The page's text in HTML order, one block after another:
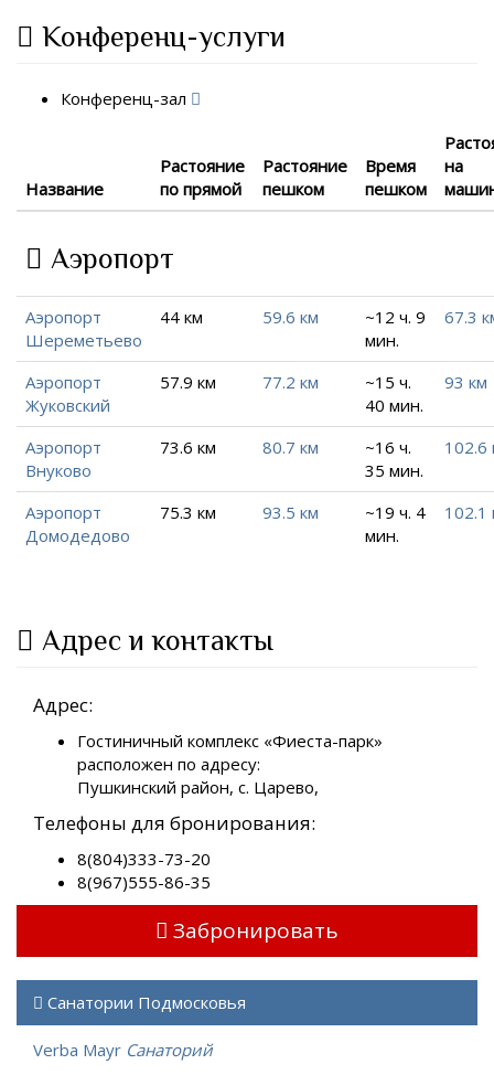
Конференц-услуги
Конференц-зал
Название
Растояние
по прямой
Растояние
пешком
Время
пешком
на
Аэропорт
Аэропорт
Шереметьево
44 км 59.6 км
~12 ч. 9
мин.
67.3
Аэропорт
Жуковский
57.9 км 77.2 км
~15 ч.
40 мин.
93 км
Аэропорт
Внуково
73.6 км 80.7 км
~16 ч.
35 мин.
102.6
Аэропорт
Домодедово
75.3 км 93.5 км
~19 ч. 4
мин.
102.1
Адрес и контакты
Адрес:
Гостиничный комплекс «Фиеста-парк»
расположен по адресу:
Пушкинский район, с. Царево,
Телефоны для бронирования:
8(804)333-73-20
8(967)555-86-35
Забронировать
Санатории Подмосковья
Verba Mayr Санаторий